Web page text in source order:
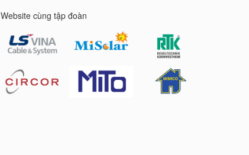
Website cùng tập đoàn